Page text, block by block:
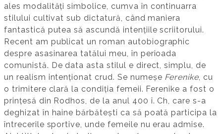
ales modalități simbolice, cumva în continuarra
stilului cultivat sub dictatură, când maniera
fantastică putea să ascundă intențiile scriitorului.
Recent am publicat un roman autobiographic
despre asasinarea tatălui meu, în perioada
comunistă. De data asta stilul e direct, simplu, de
un realism intenționat crud. Se numeșe Ferenike, cu
o trimitere clară la condiția femeii. Ferenike a fost o
prințesă din Rodhos, de la anul 400 î. Ch, care s-a
deghizat în haine bărbătești ca să poată participa la
întrecerile sportive, unde femeile nu erau admise.